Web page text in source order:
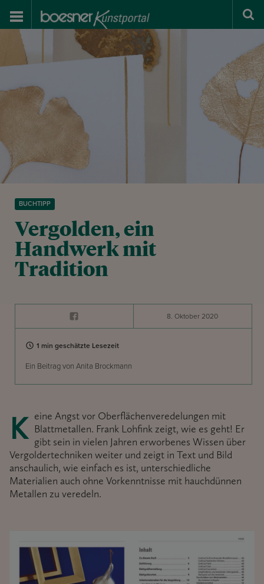
BUCHTIPP
Vergolden, ein
Handwerk mit
Tradition
8. Oktober 2020
1 min geschätzte Lesezeit
Ein Beitrag von Anita Brockmann
Keine Angst vor Oberflächenveredelungen mit
Blattmetallen. Frank Lohfink zeigt, wie es geht! Er
gibt sein in vielen Jahren erworbenes Wissen über
Vergoldertechniken weiter und zeigt in Text und Bild
anschaulich, wie einfach es ist, unterschiedliche
Materialien auch ohne Vorkenntnisse mit hauchdünnen
Metallen zu veredeln.